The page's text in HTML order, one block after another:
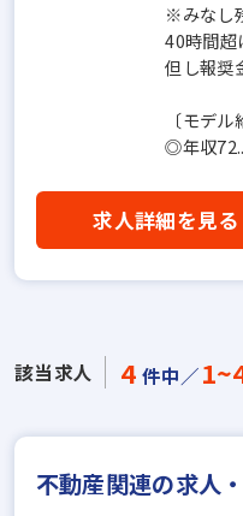
※みなし
40時間超
但し報奨
〔モデル
◎年収
求人詳細を見る
該当求人 4 件中／
不動産関連の求人